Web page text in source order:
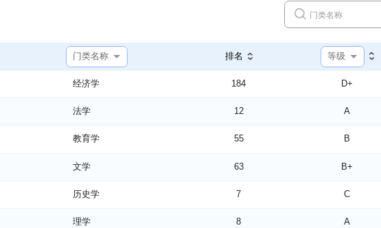
通信工程 5 A+
电子信息科学与技术 1 A++
机器人工程 10 A
计算机科学与技术 6 A++
软件工程 12 A
物联网工程 2 A++
数字媒体技术 5 A+
生物科学类 5 B+
机械类 18 A
材料类 5 A
电气类 48 B
电子信息类 8 A+
自动化类 45 B
计算机类 23 A
门类名称 排名 等级
经济学 184 D+
法学 12 A
教育学 55 B
文学 63 B+
历史学 7 C
理学 8 A